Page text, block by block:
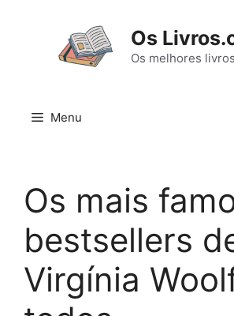
Os
Os melhores
Menu
Os mais
bestsellers
Virgínia